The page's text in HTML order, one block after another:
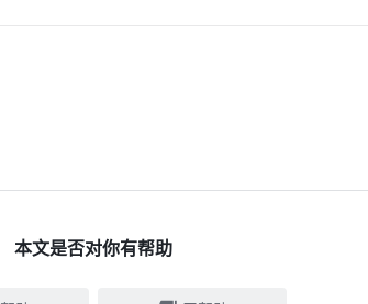
本文是否对你有帮助